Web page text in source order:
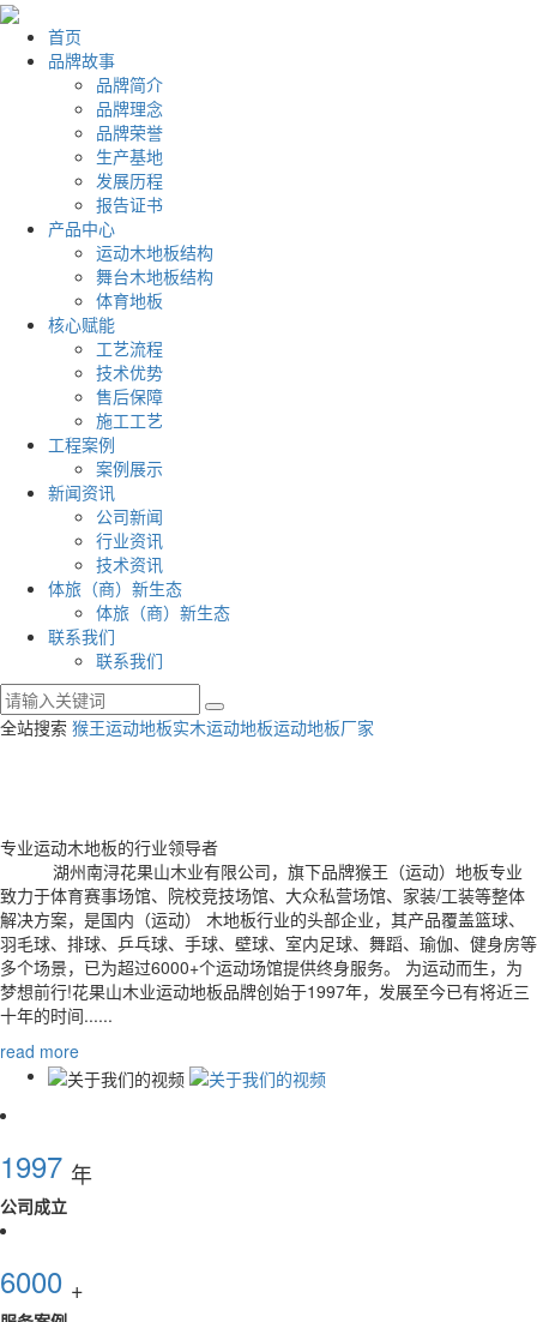
首页
品牌故事
品牌简介
品牌理念
品牌荣誉
生产基地
发展历程
报告证书
产品中心
运动木地板结构
舞台木地板结构
体育地板
核心赋能
工艺流程
技术优势
售后保障
施工工艺
工程案例
案例展示
新闻资讯
公司新闻
行业资讯
技术资讯
体旅（商）新生态
体旅（商）新生态
联系我们
联系我们
全站搜索 猴王运动地板实木运动地板运动地板厂家
专业运动木地板的行业领导者
湖州南浔花果山木业有限公司，旗下品牌猴王（运动）地板专业
致力于体育赛事场馆、院校竞技场馆、大众私营场馆、家装/工装等整体
解决方案，是国内（运动） 木地板行业的头部企业，其产品覆盖篮球、
羽毛球、排球、乒乓球、手球、壁球、室内足球、舞蹈、瑜伽、健身房等
多个场景，已为超过6000+个运动场馆提供终身服务。 为运动而生，为
梦想前行!花果山木业运动地板品牌创始于1997年，发展至今已有将近三
十年的时间......
read more
1997 年
公司成立
6000 +